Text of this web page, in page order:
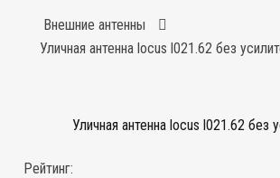
Внешние антенны
Уличная антенна locus l021.62 без
Уличная антенна locus l021.62 без
Рейтинг: